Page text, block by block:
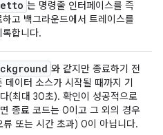
는 명령줄 인터페이스를 즉
하고 백그라운드에서 트레이스를
록합니다.
와 같지만 종료하기 전
데이터 소스가 시작될 때까지 기
(최대 30초). 확인이 성공적으로
종료 코드는 0이고 그 외의 경우
류 또는 시간 초과) 0이 아닙니다.